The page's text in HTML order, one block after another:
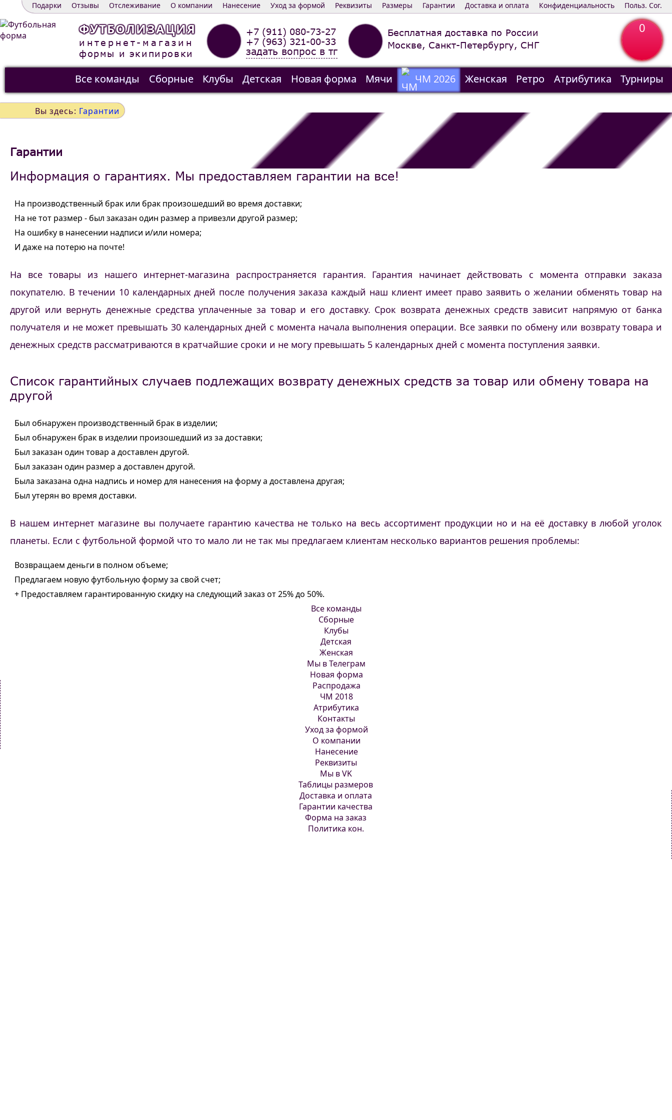
Польз. Сог.
Конфиденциальность
Доставка и оплата
Гарантии
Размеры
Реквизиты
Уход за формой
Нанесение
О компании
Отслеживание
Отзывы
Подарки
ФУТБОЛИЗАЦИЯ
интернет-магазин
формы и экипировки
+7 (911) 080-73-27
+7 (963) 321-00-33
задать вопрос в тг
Бесплатная доставка по России
Москве, Санкт-Петербургу, СНГ
Все команды Сборные Клубы Детская Новая форма Мячи ЧМ 2026 Женская Ретро Атрибутика
Турниры
Распродажа
Вы здесь: Гарантии
Гарантии
Информация о гарантиях. Мы предоставляем гарантии на все!
На производственный брак или брак произошедший во время доставки;
На не тот размер - был заказан один размер а привезли другой размер;
На ошибку в нанесении надписи и/или номера;
И даже на потерю на почте!
На все товары из нашего интернет-магазина распространяется гарантия. Гарантия начинает действовать с момента отправки заказа
покупателю. В течении 10 календарных дней после получения заказа каждый наш клиент имеет право заявить о желании обменять товар на
другой или вернуть денежные средства уплаченные за товар и его доставку. Срок возврата денежных средств зависит напрямую от банка
получателя и не может превышать 30 календарных дней с момента начала выполнения операции. Все заявки по обмену или возврату товара и
денежных средств рассматриваются в кратчайшие сроки и не могу превышать 5 календарных дней с момента поступления заявки.
Список гарантийных случаев подлежащих возврату денежных средств за товар или обмену товара на
другой
Был обнаружен производственный брак в изделии;
Был обнаружен брак в изделии произошедший из за доставки;
Был заказан один товар а доставлен другой.
Был заказан один размер а доставлен другой.
Была заказана одна надпись и номер для нанесения на форму а доставлена другая;
Был утерян во время доставки.
В нашем интернет магазине вы получаете гарантию качества не только на весь ассортимент продукции но и на её доставку в любой уголок
планеты. Если с футбольной формой что то мало ли не так мы предлагаем клиентам несколько вариантов решения проблемы:
Возвращаем деньги в полном объеме;
Предлагаем новую футбольную форму за свой счет;
+ Предоставляем гарантированную скидку на следующий заказ от 25% до 50%.
0
Все команды
Сборные
Клубы
Детская
Женская
Мы в Телеграм
Новая форма
Распродажа
ЧМ 2018
Атрибутика
Контакты
Уход за формой
О компании
Нанесение
Реквизиты
Мы в VK
Таблицы размеров
Доставка и оплата
Гарантии качества
Форма на заказ
Политика кон.